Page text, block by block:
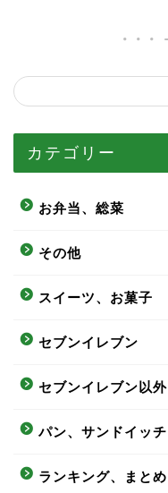
カテゴリー
お弁当、総菜
その他
スイーツ、お菓子
セブンイレブン
セブンイレブン以外
パン、サンドイッチ
ランキング、まとめ